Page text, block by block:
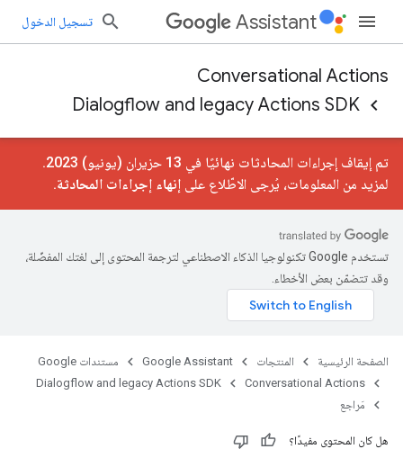
Assistant تسجيل الدخول
Conversational Actions
Dialogflow and legacy Actions SDK
تم إيقاف إجراءات المحادثات نهائيًا في 13 حزيران (يونيو) 2023.
لمزيد من المعلومات، يُرجى الاطّلاع على إنهاء إجراءات المحادثة.
تستخدم Google تكنولوجيا الذكاء الاصطناعي لترجمة المحتوى إلى لغتك المفضّلة،
وقد تتضمّن بعض الأخطاء.
الصفحة الرئيسية المنتجات Google Assistant
مستندات Google
Conversational Actions
Dialogflow and legacy Actions SDK
مَراجع
هل كان المحتوى مفيدًا؟